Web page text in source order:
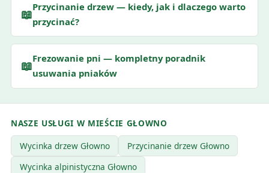
📖Przycinanie drzew — kiedy, jak i dlaczego warto
przycinać?
📖Frezowanie pni — kompletny poradnik
usuwania pniaków
NASZE USŁUGI W MIEŚCIE GŁOWNO
Wycinka drzew Głowno
Przycinanie drzew Głowno
Wycinka alpinistyczna Głowno